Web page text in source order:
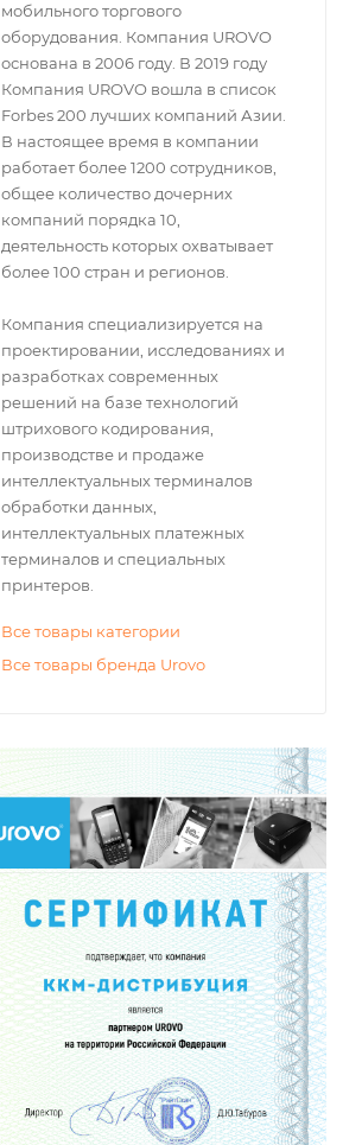
мобильного торгового
оборудования. Компания UROVO
основана в 2006 году. В 2019 году
Компания UROVO вошла в список
Forbes 200 лучших компаний Азии.
В настоящее время в компании
работает более 1200 сотрудников,
общее количество дочерних
компаний порядка 10,
деятельность которых охватывает
более 100 стран и регионов.
Компания специализируется на
проектировании, исследованиях и
разработках современных
решений на базе технологий
штрихового кодирования,
производстве и продаже
интеллектуальных терминалов
обработки данных,
интеллектуальных платежных
терминалов и специальных
принтеров.
Все товары категории
Все товары бренда Urovo